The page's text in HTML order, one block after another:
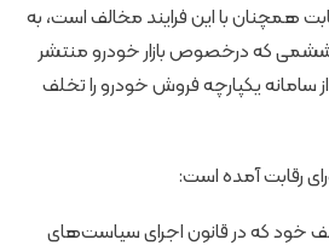
همچنان با این فرایند مخالف است، به
ششمی که درخصوص بازار خودرو منتشر
سامانه یکپارچه فروش خودرو را تخلف
رقابت آمده است:
خود که در قانون اجرای سیاست‌های